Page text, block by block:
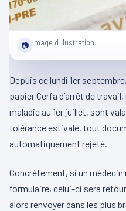
📷 Image d'illustration.
Depuis ce lundi 1er
papier Cerfa d’arrêt de
maladie au 1er juillet, sont
tolérance estivale, tout
automatiquement rejeté.
Concrètement, si un
formulaire, celui-ci sera
alors renvoyer dans les plus